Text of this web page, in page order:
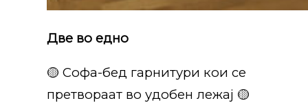
Две во едно
🟡 Софа-бед гарнитури кои се
претвораат во удобен лежај 🟡